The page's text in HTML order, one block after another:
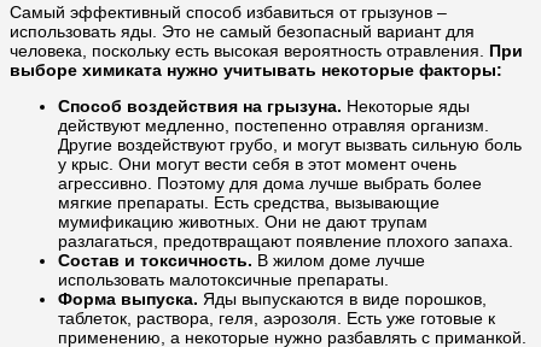
Самый эффективный способ избавиться от грызунов –
использовать яды. Это не самый безопасный вариант для
человека, поскольку есть высокая вероятность отравления. При
выборе химиката нужно учитывать некоторые факторы:
Способ воздействия на грызуна. Некоторые яды
действуют медленно, постепенно отравляя организм.
Другие воздействуют грубо, и могут вызвать сильную боль
у крыс. Они могут вести себя в этот момент очень
агрессивно. Поэтому для дома лучше выбрать более
мягкие препараты. Есть средства, вызывающие
мумификацию животных. Они не дают трупам
разлагаться, предотвращают появление плохого запаха.
Состав и токсичность. В жилом доме лучше
использовать малотоксичные препараты.
Форма выпуска. Яды выпускаются в виде порошков,
таблеток, раствора, геля, аэрозоля. Есть уже готовые к
применению, а некоторые нужно разбавлять с приманкой.